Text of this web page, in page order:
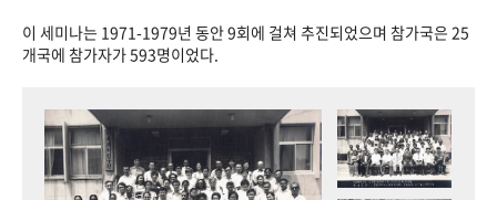
이 세미나는 1971-1979년 동안 9회에 걸쳐 추진되었으며 참가국은 25
개국에 참가자가 593명이었다.